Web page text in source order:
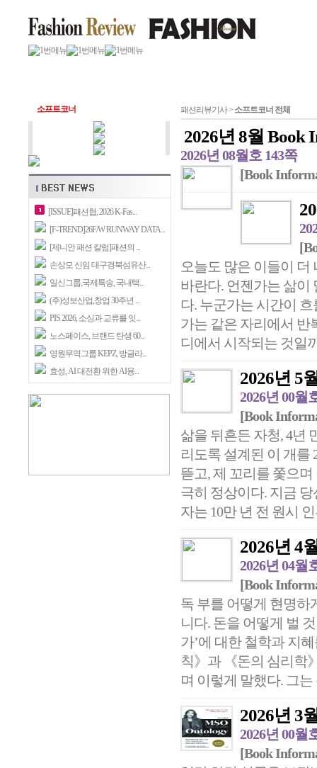
소프트코너
[ISSUE]패션협, 2026 K-Fas...
[F-TREND]26F/W RUNWAY DATA...
[제니안 패션 칼럼]패션의 ...
손상모 신임 대구경북섬유산...
일신그룹,국제특송, 국내택...
(주)성보산업,창업 30주년 ...
PIS 2026, 소싱과 교류를 잇...
노스페이스, 브랜드 탄생 60...
영원무역그룹 KEPZ, 방글라...
효성, AI 대전환 위한 AI융...
패션리뷰기사 > 소프트코너 전체
2026년 8월 Book
2026년 08월호 143쪽
[Book
오늘도 많은 이들이 더
바란다. 언젠가는 삶이
다. 누군가는 시간이
가는 같은 자리에서 반
디에서 시작되는 것일
2026년 5
2026년 00월
[Book
삶을 뒤흔든 자청, 4년
리도록 설계된 이 개를
뜯고, 제 꼬리를 쫓으
극히 정상이다. 지금
자는 10만 년 전 원시
2026년 4
2026년 04월
[Book
독 부를 어떻게 현명하
니다. 돈을 어떻게 벌
가’에 대한 철학과 지
칙》과 《돈의 심리학
며 이렇게 말했다. 그
2026년 3
2026년 00월
[Book